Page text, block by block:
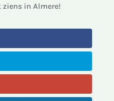
ziens in Almere!